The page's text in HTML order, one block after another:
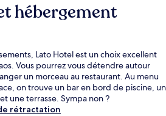
hébergement
Lato Hotel est un choix excellent
Vous pourrez vous détendre autour
un morceau au restaurant. Au menu
on trouve un bar en bord de piscine, un
une terrasse. Sympa non ?
rétractation